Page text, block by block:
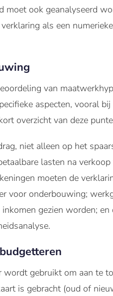
moet ook geanalyseerd
als een
van
aspecten, vooral
overzicht van deze
niet alleen op het
lasten na
moeten de
voor onderbouwing;
gezien worden;
gebruikt om aan te
is gebracht (oud of